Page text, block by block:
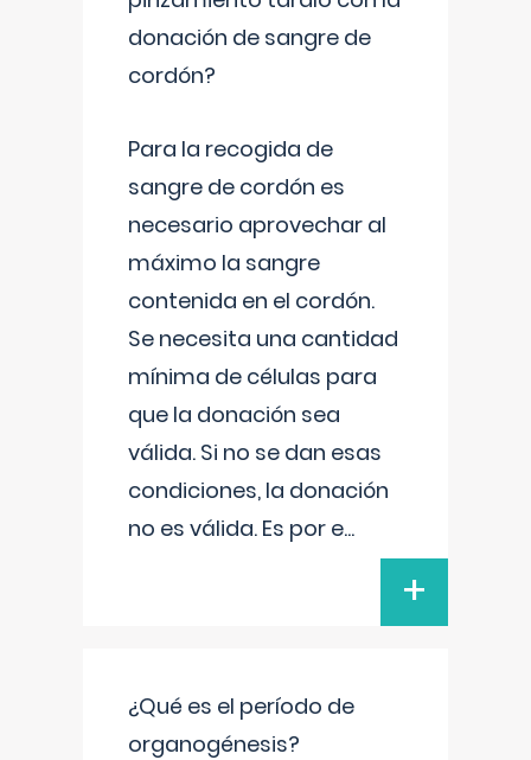
donación de sangre de
cordón?
Para la recogida de
sangre de cordón es
necesario aprovechar al
máximo la sangre
contenida en el cordón.
Se necesita una cantidad
mínima de células para
que la donación sea
válida. Si no se dan esas
condiciones, la donación
no es válida. Es por e...
+
¿Qué es el período de
organogénesis?